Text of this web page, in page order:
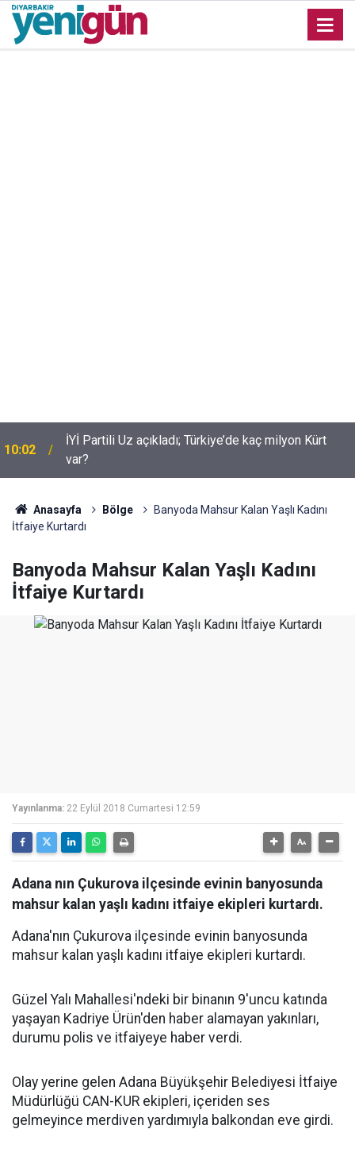
İYİ Partili Uz açıkladı; Türkiye’de kaç milyon Kürt
var?
09:54
Suça sürüklenen çocuklar için yeni düzenleme
neleri kapsiyor?
Anasayfa Bölge
Banyoda Mahsur Kalan Yaşlı Kadını
İtfaiye Kurtardı
Banyoda Mahsur Kalan Yaşlı Kadını
İtfaiye Kurtardı
Yayınlanma: 22 Eylül 2018 Cumartesi 12:59
Adana nın Çukurova ilçesinde evinin banyosunda
mahsur kalan yaşlı kadını itfaiye ekipleri kurtardı.
Adana'nın Çukurova ilçesinde evinin banyosunda
mahsur kalan yaşlı kadını itfaiye ekipleri kurtardı.
Güzel Yalı Mahallesi'ndeki bir binanın 9'uncu katında
yaşayan Kadriye Ürün'den haber alamayan yakınları,
durumu polis ve itfaiyeye haber verdi.
Olay yerine gelen Adana Büyükşehir Belediyesi İtfaiye
Müdürlüğü CAN-KUR ekipleri, içeriden ses
gelmeyince merdiven yardımıyla balkondan eve girdi.